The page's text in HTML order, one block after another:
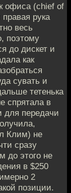
офиса (chief of
рука
весь
поэтому
до дискет и
как
сувать и
тетенька
спрятала в
для передачи
Клим) не
сразу
до этого не
в $250
2
позиции.